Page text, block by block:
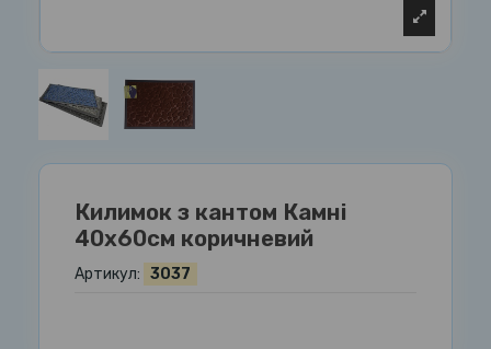
Килимок з кантом Камні
40х60см коричневий
Артикул: 3037